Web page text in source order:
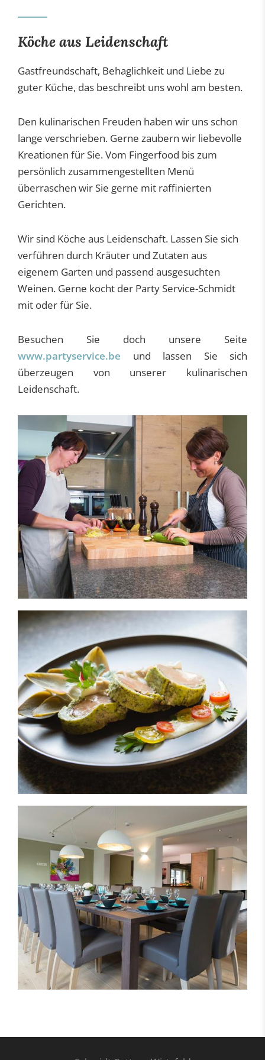
Gastronomie
Wellness
Köche aus Leidenschaft
Gastfreundschaft, Behaglichkeit und Liebe zu
guter Küche, das beschreibt uns wohl am besten.
Den kulinarischen Freuden haben wir uns schon
lange verschrieben. Gerne zaubern wir liebevolle
Kreationen für Sie. Vom Fingerfood bis zum
persönlich zusammengestellten Menü
überraschen wir Sie gerne mit raffinierten
Gerichten.
Wir sind Köche aus Leidenschaft. Lassen Sie sich
verführen durch Kräuter und Zutaten aus
eigenem Garten und passend ausgesuchten
Weinen. Gerne kocht der Party Service-Schmidt
mit oder für Sie.
Besuchen Sie doch unsere Seite
www.partyservice.be und lassen Sie sich
überzeugen von unserer kulinarischen
Leidenschaft.